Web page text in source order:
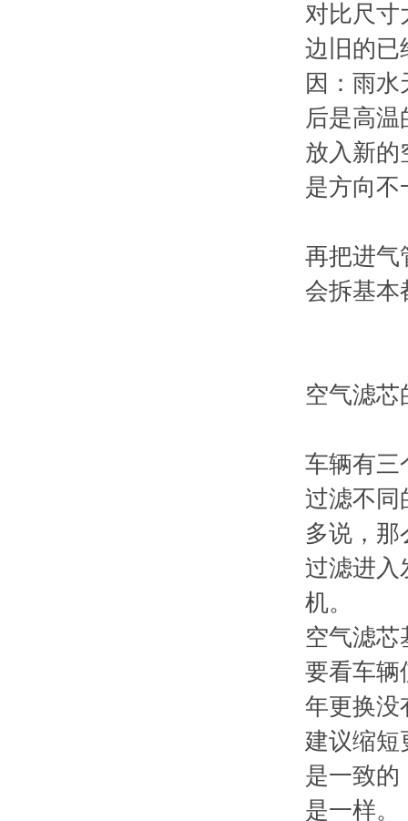
对比尺寸
边旧的已
因：雨
后是高
放入新的
是方向不
再把进气
会拆基本
空气滤芯
车辆有三
过滤不同
多说，那
过滤进入
机。
空气滤芯
要看车辆
年更换没
建议缩短
是一致的
是一样。